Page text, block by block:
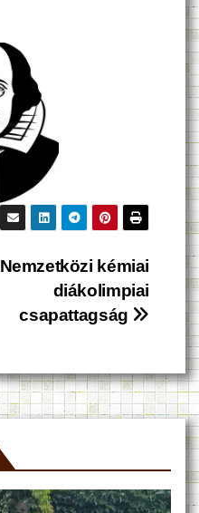
Nemzetközi kémiai
diákolimpiai
csapattagság